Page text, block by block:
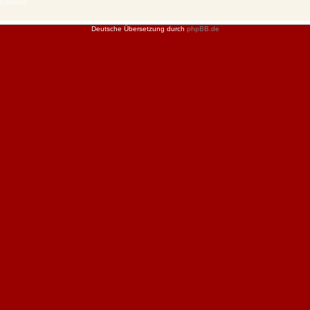
Deutsche Übersetzung durch phpBB.de